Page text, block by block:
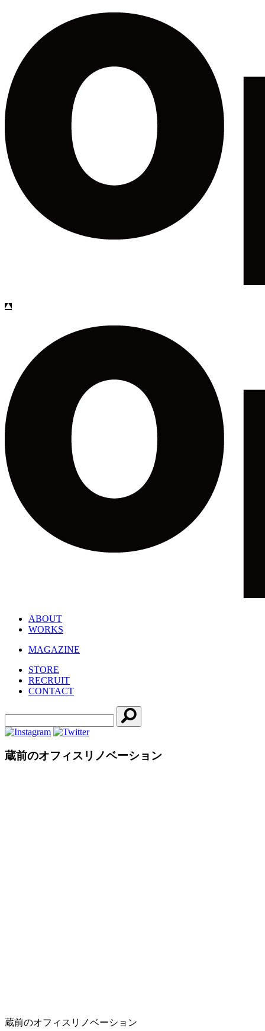
ABOUT
WORKS
MAGAZINE
STORE
RECRUIT
CONTACT
蔵前のオフィスリノベーション
蔵前のオフィスリノベーション